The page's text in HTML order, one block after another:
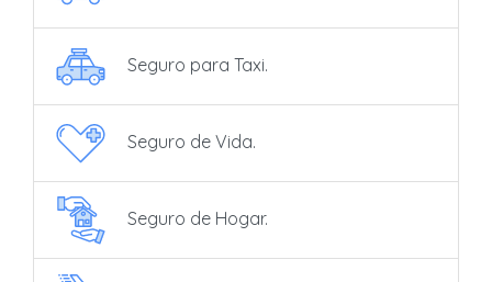
Seguro para Taxi.
Seguro de Vida.
Seguro de Hogar.